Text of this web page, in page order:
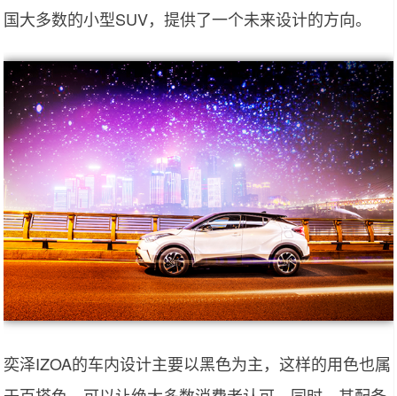
国大多数的小型SUV，提供了一个未来设计的方向。
奕泽IZOA的车内设计主要以黑色为主，这样的用色也属